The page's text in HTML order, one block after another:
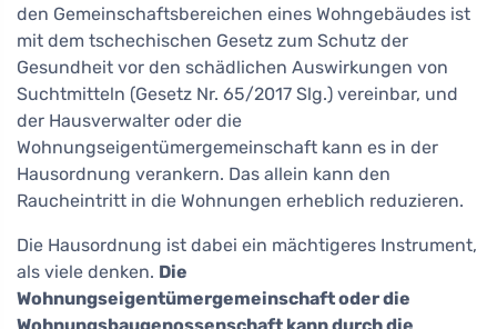
den Gemeinschaftsbereichen eines Wohngebäudes ist
mit dem tschechischen Gesetz zum Schutz der
Gesundheit vor den schädlichen Auswirkungen von
Suchtmitteln (Gesetz Nr. 65/2017 Slg.) vereinbar, und
der Hausverwalter oder die
Wohnungseigentümergemeinschaft kann es in der
Hausordnung verankern. Das allein kann den
Raucheintritt in die Wohnungen erheblich reduzieren.
Die Hausordnung ist dabei ein mächtigeres Instrument,
als viele denken. Die
Wohnungseigentümergemeinschaft oder die